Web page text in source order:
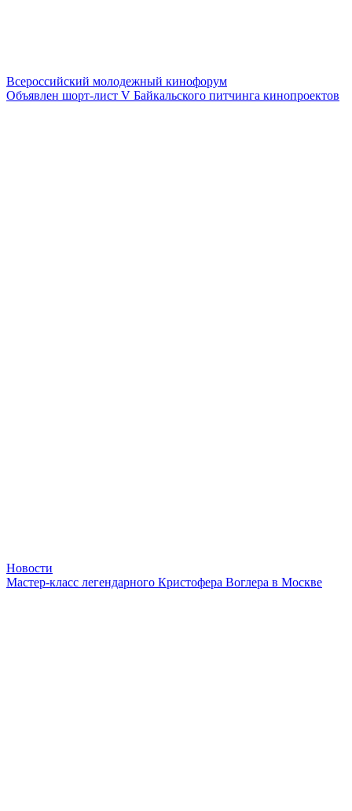
Всероссийский молодежный кинофорум
Объявлен шорт-лист V Байкальского питчинга кинопроектов
Новости
Мастер-класс легендарного Кристофера Воглера в Москве